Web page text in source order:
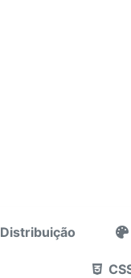
Distribuição